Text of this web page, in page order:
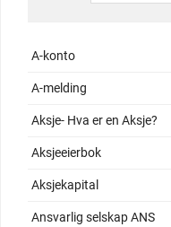
A-konto
A-melding
Aksje- Hva er en Aksje?
Aksjeeierbok
Aksjekapital
Ansvarlig selskap ANS